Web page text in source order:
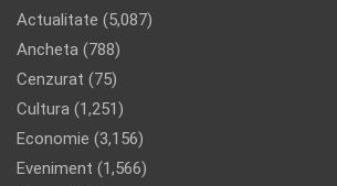
Actualitate (5,087)
Ancheta (788)
Cenzurat (75)
Cultura (1,251)
Economie (3,156)
Eveniment (1,566)